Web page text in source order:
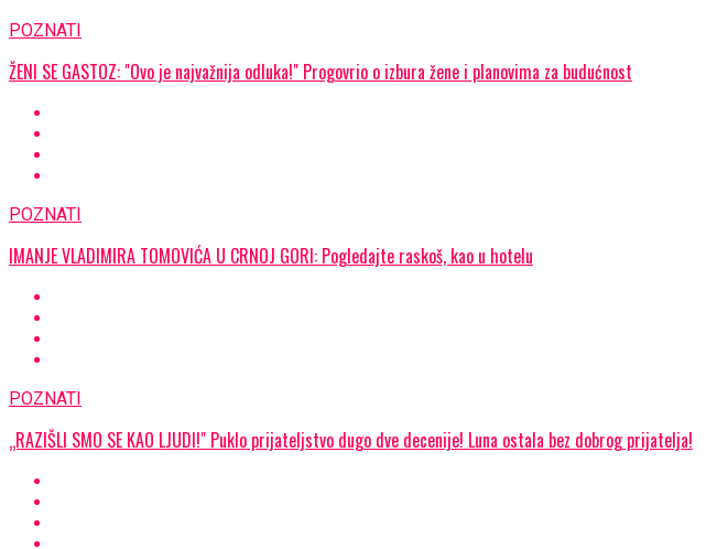
POZNATI
ŽENI SE GASTOZ: "Ovo je najvažnija odluka!" Progovrio o izbura žene i planovima za budućnost
POZNATI
IMANJE VLADIMIRA TOMOVIĆA U CRNOJ GORI: Pogledajte raskoš, kao u hotelu
POZNATI
„RAZIŠLI SMO SE KAO LJUDI!" Puklo prijateljstvo dugo dve decenije! Luna ostala bez dobrog prijatelja!